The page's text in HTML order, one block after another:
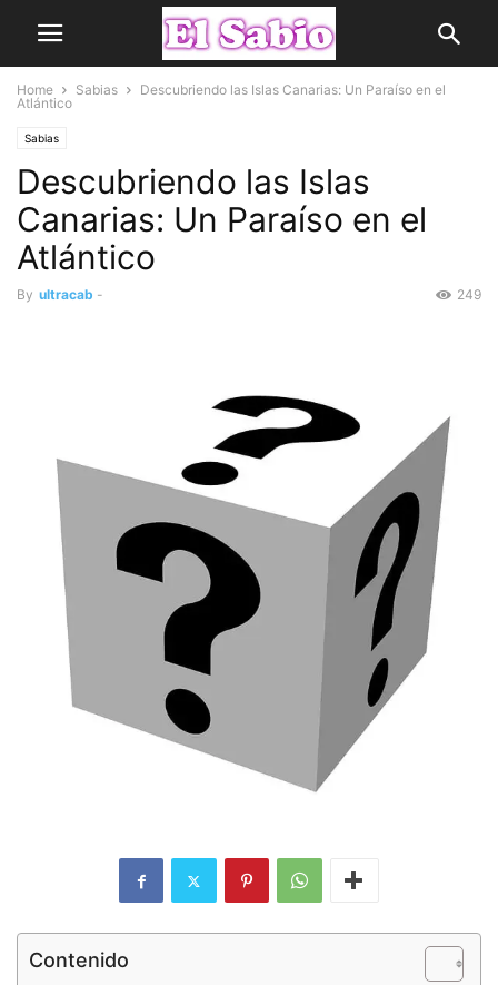
Home Sabias
Descubriendo las Islas Canarias: Un Paraíso en el
Atlántico
Sabias
Descubriendo las Islas
Canarias: Un Paraíso en el
Atlántico
By ultracab - 249
Contenido